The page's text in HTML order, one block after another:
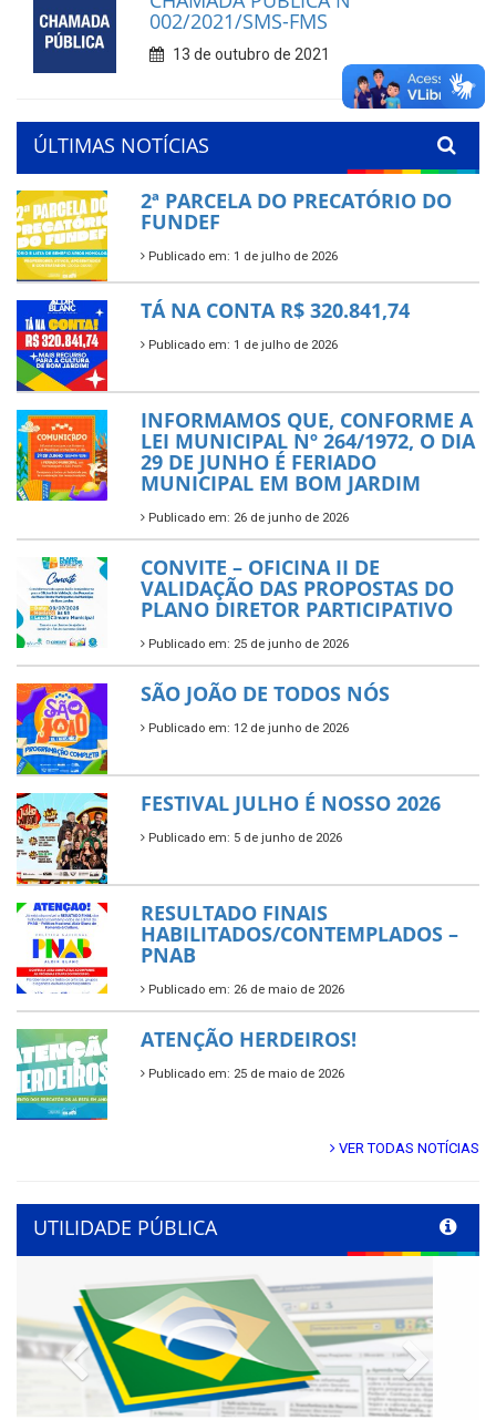
002/2021/SMS-FMS
13 de outubro de 2021
ÚLTIMAS NOTÍCIAS
2ª PARCELA DO PRECATÓRIO DO
FUNDEF
Publicado em: 1 de julho de 2026
TÁ NA CONTA R$ 320.841,74
Publicado em: 1 de julho de 2026
INFORMAMOS QUE, CONFORME A
LEI MUNICIPAL Nº 264/1972, O DIA
29 DE JUNHO É FERIADO
MUNICIPAL EM BOM JARDIM
Publicado em: 26 de junho de 2026
CONVITE – OFICINA II DE
VALIDAÇÃO DAS PROPOSTAS DO
PLANO DIRETOR PARTICIPATIVO
Publicado em: 25 de junho de 2026
SÃO JOÃO DE TODOS NÓS
Publicado em: 12 de junho de 2026
FESTIVAL JULHO É NOSSO 2026
Publicado em: 5 de junho de 2026
RESULTADO FINAIS
HABILITADOS/CONTEMPLADOS –
PNAB
Publicado em: 26 de maio de 2026
ATENÇÃO HERDEIROS!
Publicado em: 25 de maio de 2026
VER TODAS NOTÍCIAS
UTILIDADE PÚBLICA
Previous